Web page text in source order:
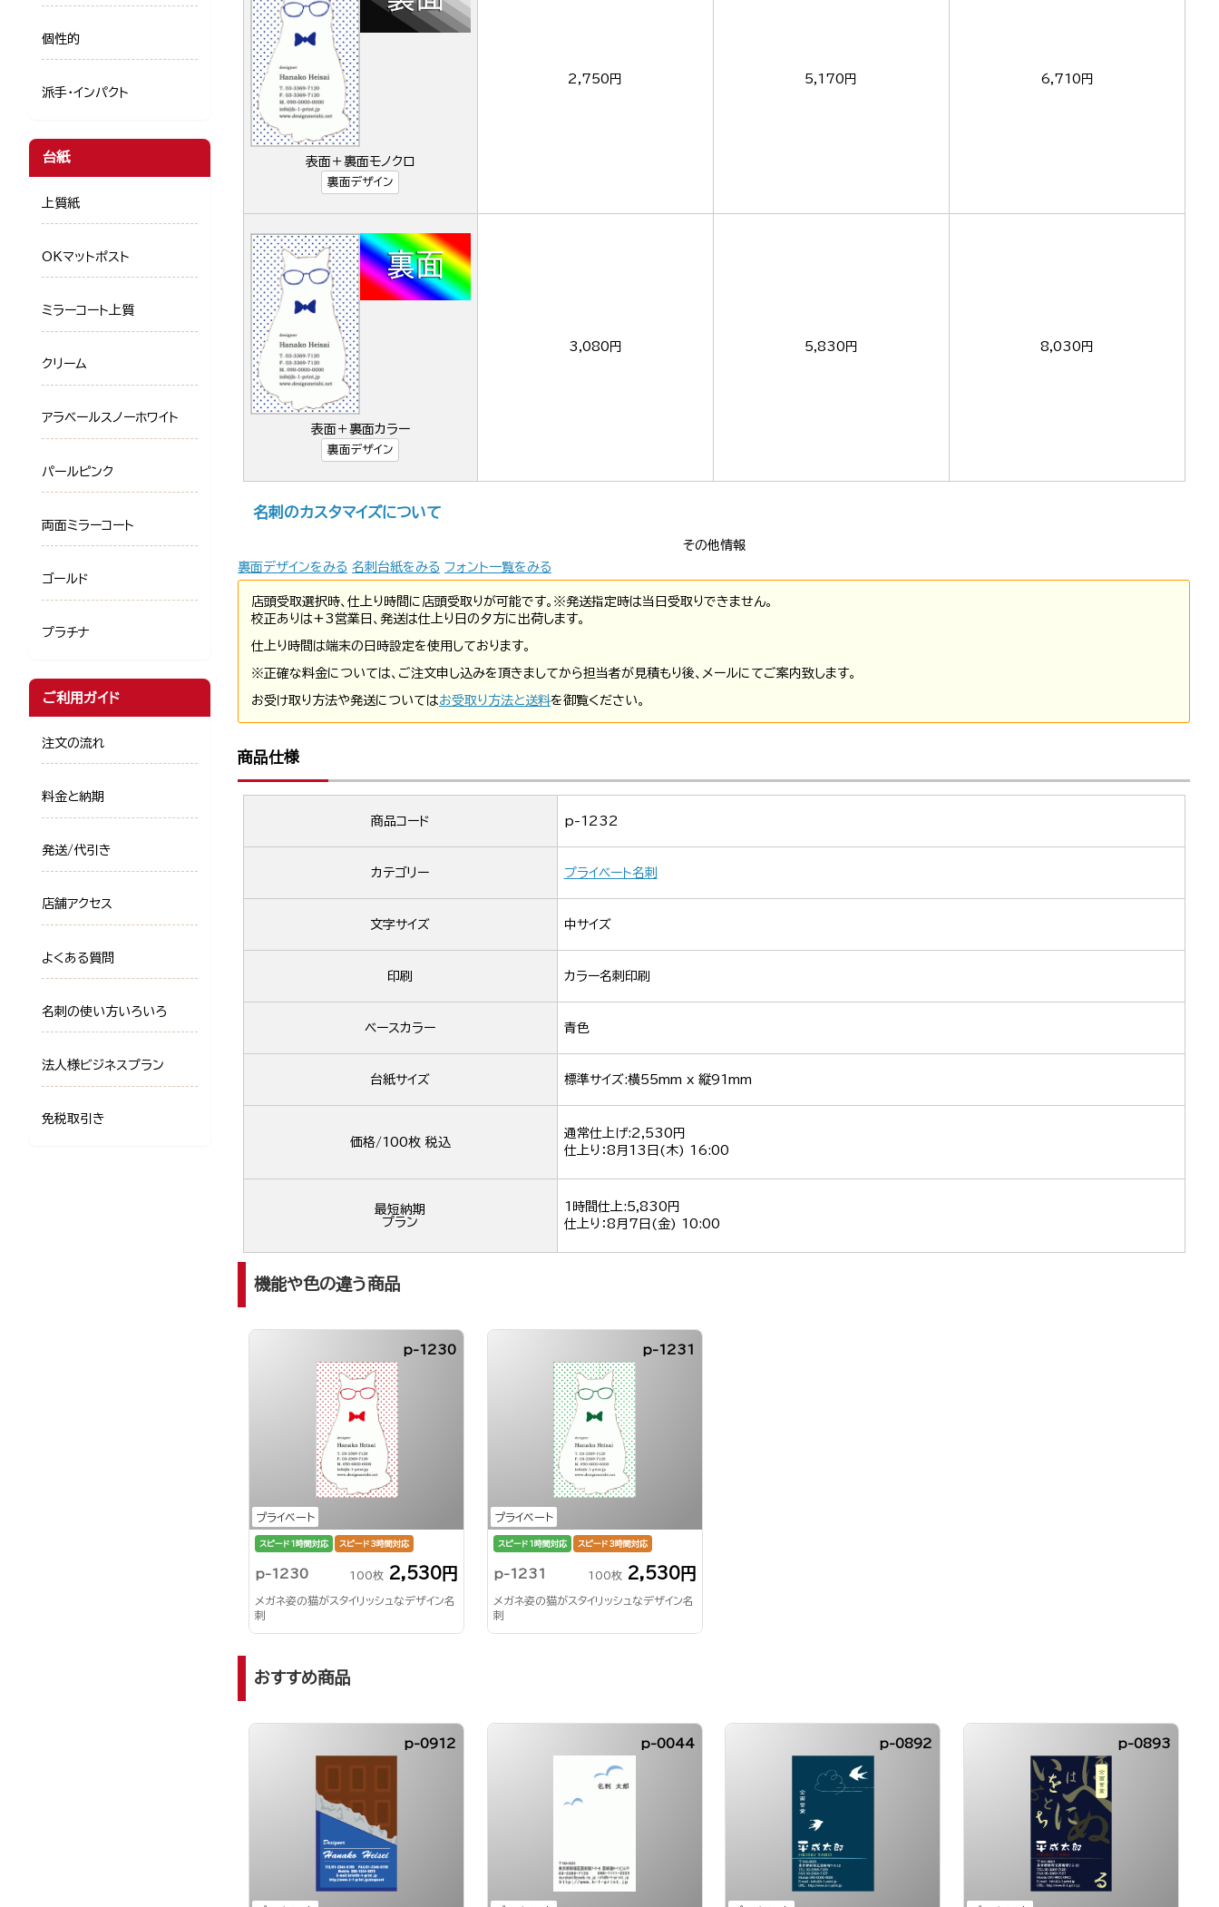
表面＋裏面モノクロ
裏面デザイン
2,750円 5,170円 6,710円
表面＋裏面カラー
裏面デザイン
3,080円 5,830円 8,030円
名刺のカスタマイズについて
その他情報
裏面デザインをみる 名刺台紙をみる フォント一覧をみる
店頭受取選択時、仕上り時間に店頭受取りが可能です。※発送指定時は当日受取りできません。
校正ありは+3営業日、発送は仕上り日の夕方に出荷します。
仕上り時間は端末の日時設定を使用しております。
※正確な料金については、ご注文申し込みを頂きましてから担当者が見積もり後、メールにてご案内致します。
お受け取り方法や発送についてはお受取り方法と送料を御覧ください。
商品仕様
商品コード p-1232
カテゴリー プライベート名刺
文字サイズ 中サイズ
印刷 カラー名刺印刷
ベースカラー 青色
台紙サイズ 標準サイズ:横55mm x 縦91mm
価格/100枚 税込
通常仕上げ:2,530円
仕上り：8月13日(木) 16:00
最短納期
プラン
1時間仕上:5,830円
仕上り：8月7日(金) 10:00
機能や色の違う商品
プライベート
p-1230
スピード1時間対応 スピード3時間対応
p-1230 100枚 2,530円
メガネ姿の猫がスタイリッシュなデザイン名
刺
プライベート
p-1231
スピード1時間対応 スピード3時間対応
p-1231 100枚 2,530円
メガネ姿の猫がスタイリッシュなデザイン名
刺
おすすめ商品
p-0912 p-0044 p-0892 p-0893
個性的
派手・インパクト
台紙
上質紙
OKマットポスト
ミラーコート上質
クリーム
アラベールスノーホワイト
パールピンク
両面ミラーコート
ゴールド
プラチナ
ご利用ガイド
注文の流れ
料金と納期
発送/代引き
店舗アクセス
よくある質問
名刺の使い方いろいろ
法人様ビジネスプラン
免税取引き